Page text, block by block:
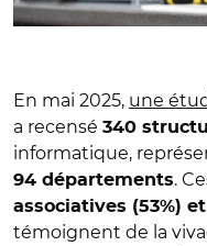
En mai 2025, une
a recensé 340
informatique,
94 départements.
associatives (53%)
témoignent de la